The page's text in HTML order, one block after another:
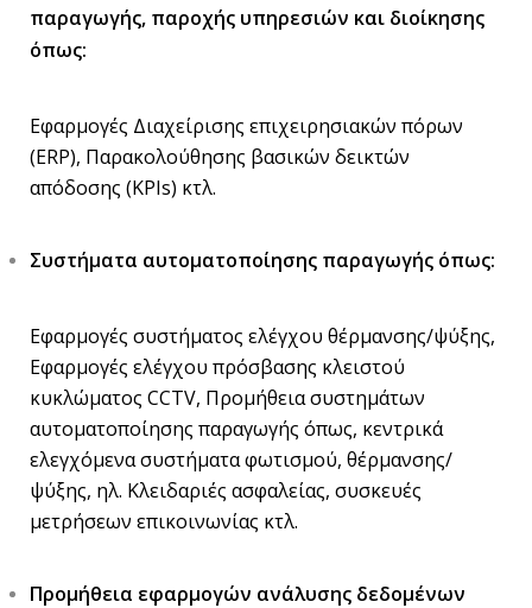
παραγωγής, παροχής υπηρεσιών και διοίκησης
όπως:
Εφαρμογές Διαχείρισης επιχειρησιακών πόρων
(ERP), Παρακολούθησης βασικών δεικτών
απόδοσης (KPIs) κτλ.
Συστήματα αυτοματοποίησης παραγωγής όπως:
Εφαρμογές συστήματος ελέγχου θέρμανσης/ψύξης,
Εφαρμογές ελέγχου πρόσβασης κλειστού
κυκλώματος CCTV, Προμήθεια συστημάτων
αυτοματοποίησης παραγωγής όπως, κεντρικά
ελεγχόμενα συστήματα φωτισμού, θέρμανσης/
ψύξης, ηλ. Κλειδαριές ασφαλείας, συσκευές
μετρήσεων επικοινωνίας κτλ.
Προμήθεια εφαρμογών ανάλυσης δεδομένων